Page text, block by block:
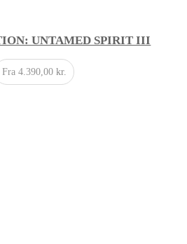
UNTAMED SPIRIT III
Fra4.390,00kr.